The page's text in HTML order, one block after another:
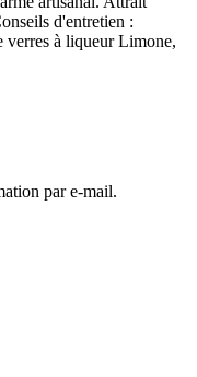
d'entretien :
verres à liqueur Limone,
par e-mail.